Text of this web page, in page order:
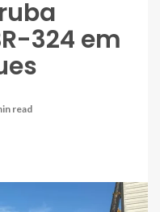
324 em
read